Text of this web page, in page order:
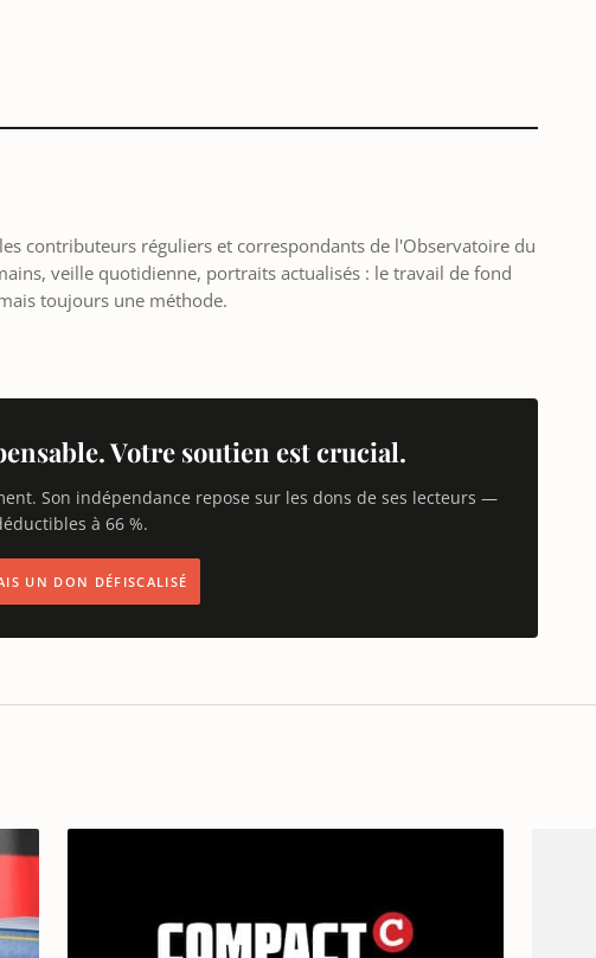
contributeurs réguliers et correspondants de l'Observatoire du
veille quotidienne, portraits actualisés : le travail de fond
toujours une méthode.
Votre soutien est crucial.
Son indépendance repose sur les dons de ses lecteurs —
à 66 %.
UN DON DÉFISCALISÉ